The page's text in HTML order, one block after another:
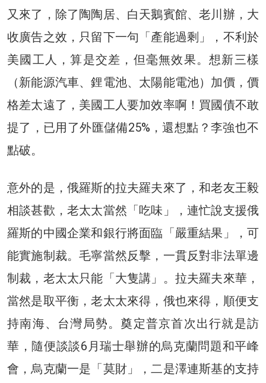
又來了，除了陶陶居、白天鵝賓館、老川辦，大
收廣告之效，只留下一句「產能過剩」，不利於
美國工人，算是交差，但毫無效果。想新三樣
（新能源汽車、鋰電池、太陽能電池）加價，價
格差太遠了，美國工人要加效率啊！買國債不敢
提了，已用了外匯儲備25%，還想點？李強也不
點破。
意外的是，俄羅斯的拉夫羅夫來了，和老友王毅
相談甚歡，老太太當然「吃味」，連忙說支援俄
羅斯的中國企業和銀行將面臨「嚴重結果」，可
能實施制裁。毛寧當然反擊，一貫反對非法單邊
制裁，老太太只能「大隻講」。拉夫羅夫來華，
當然是取平衡，老太太來得，俄也來得，順便支
持南海、台灣局勢。奠定普京首次出行就是訪
華，隨便談談6月瑞士舉辦的烏克蘭問題和平峰
會，烏克蘭一是「莫財」，二是澤連斯基的支持